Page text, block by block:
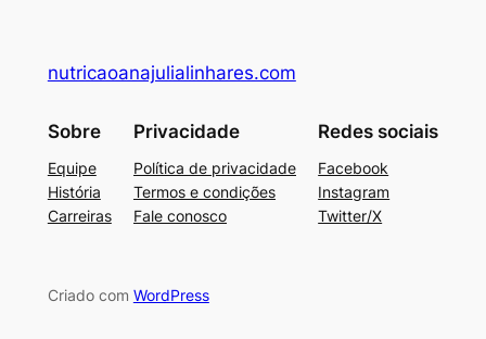
nutricaoanajulialinhares.com
Sobre
Equipe
História
Carreiras
Privacidade
Política de privacidade
Termos e condições
Fale conosco
Redes sociais
Facebook
Instagram
Twitter/X
Criado com WordPress